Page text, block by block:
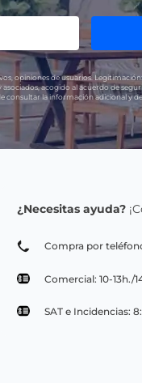
opiniones de usuarios. Legitimación:
acogido al acuerdo de
consultar la información adicional y
¿Necesitas ayuda?
Compra por
Comercial: 10-13h./
SAT e Incidencias: